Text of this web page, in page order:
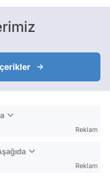
Reklam
Reklam